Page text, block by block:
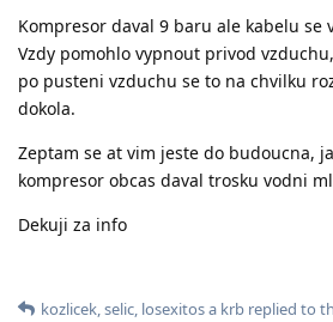
Kompresor daval 9 baru ale kabelu se
Vzdy pomohlo vypnout privod
po pusteni vzduchu se to na chvilku
dokola.
Zeptam se at vim jeste do budoucna,
kompresor obcas daval trosku vodni
Dekuji za info
kozlicek,selic, losexitosa krb replied to